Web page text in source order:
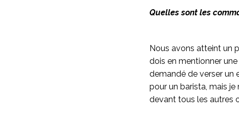
Quelles sont les
Nous avons atteint un
dois en mentionner
demandé de verser un
pour un barista, mais je
devant tous les autres